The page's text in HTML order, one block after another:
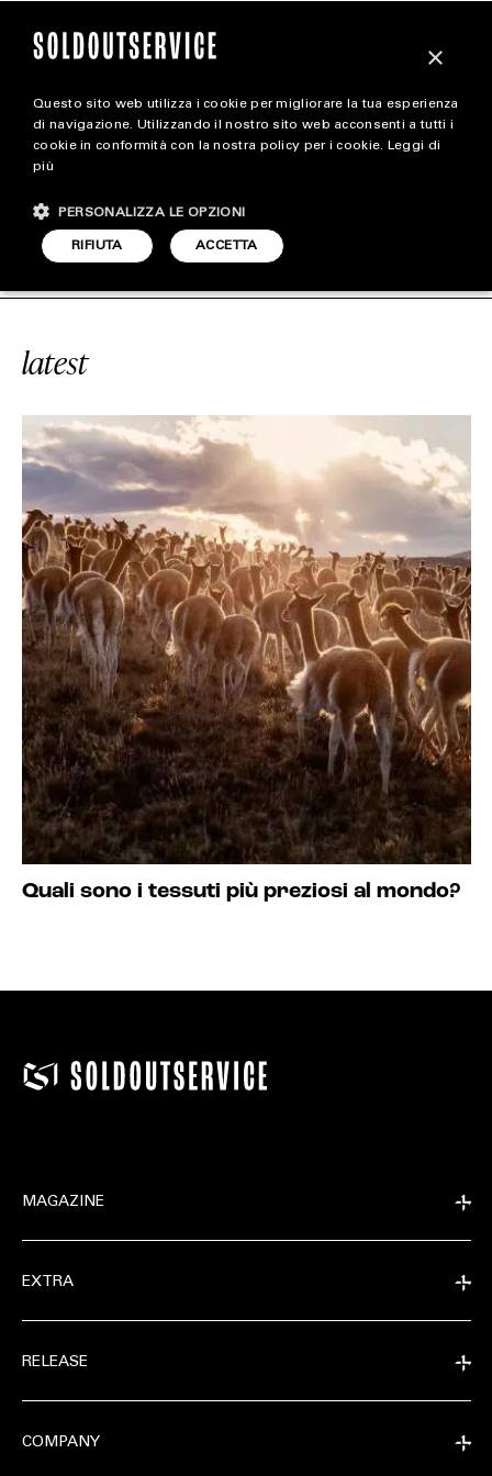
magazine
STYLE
FOOTWEAR
#VICUÑA SOLDOUTSERVICE
latest
Quali sono i tessuti più preziosi al mondo?
MAGAZINE
EXTRA
RELEASE
COMPANY
×
Questo sito web utilizza i cookie per migliorare la tua esperienza
di navigazione. Utilizzando il nostro sito web acconsenti a tutti i
cookie in conformità con la nostra policy per i cookie. Leggi di
più
ACCETTA
RIFIUTA
PERSONALIZZA LE OPZIONI